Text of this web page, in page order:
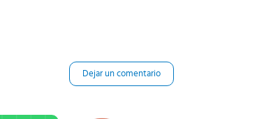
Dejar un comentario